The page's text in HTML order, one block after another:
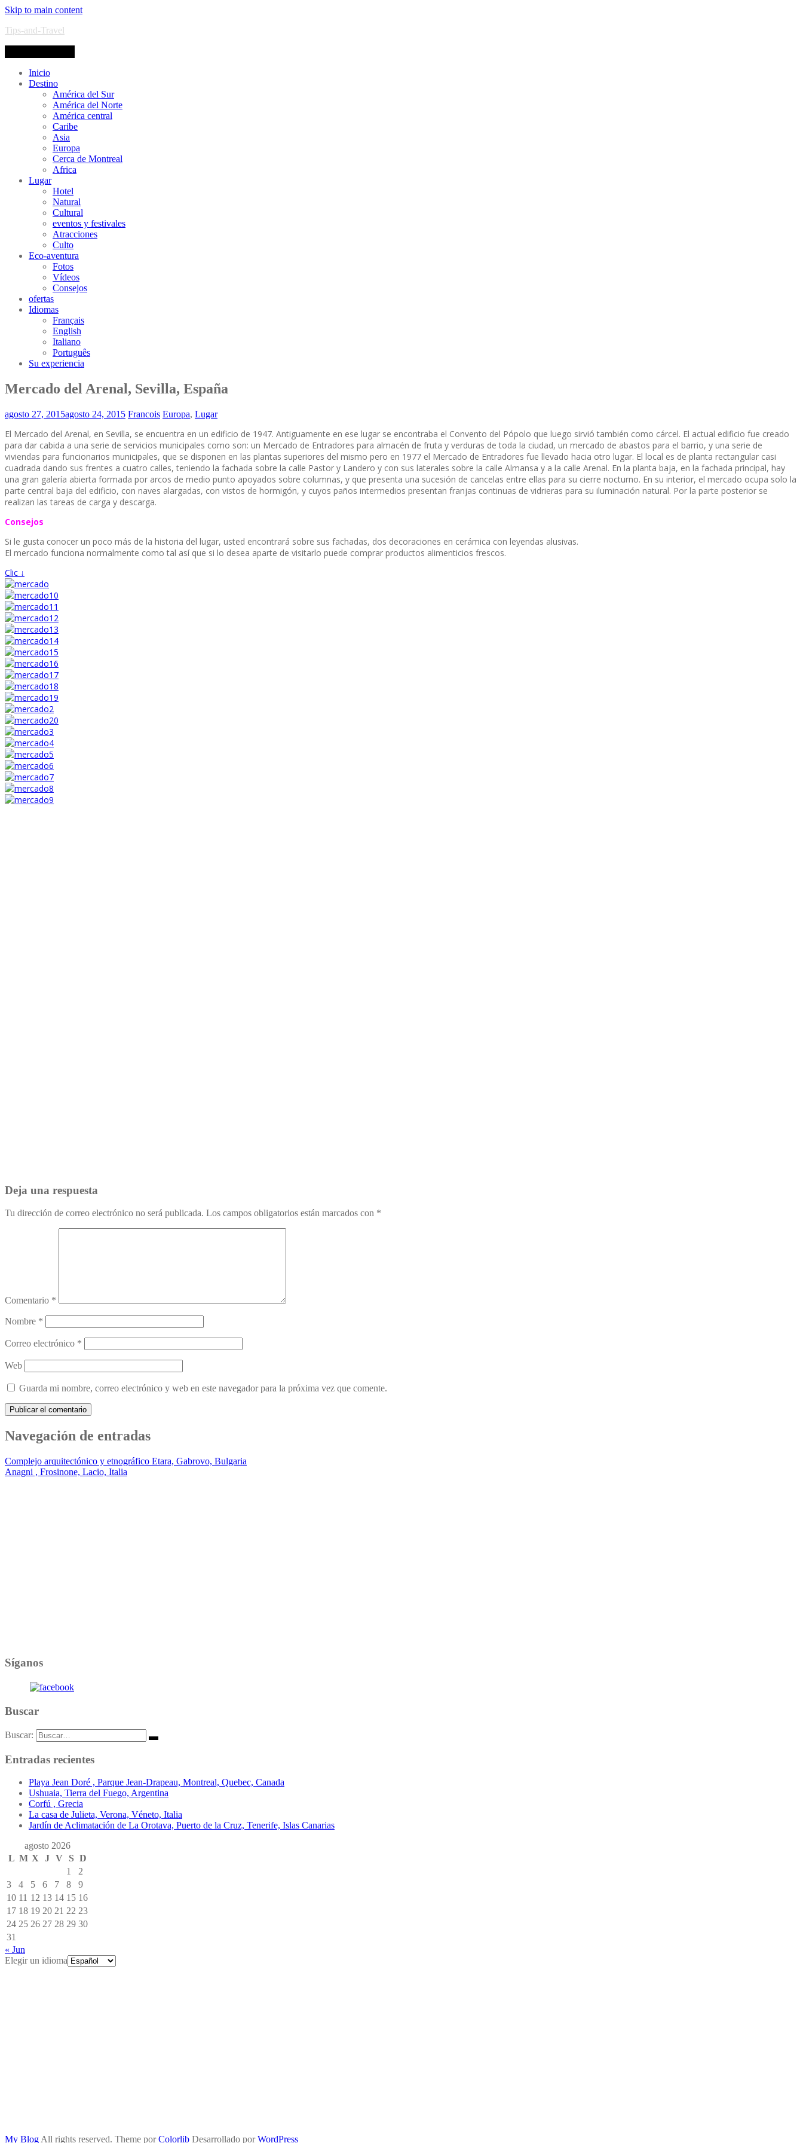
Skip to main content
Tips-and-Travel
Inicio
Destino
América del Sur
América del Norte
América central
Caribe
Asia
Europa
Cerca de Montreal
Africa
Lugar
Hotel
Natural
Cultural
eventos y festivales
Atracciones
Culto
Eco-aventura
Fotos
Vídeos
Consejos
ofertas
Idiomas
Français
English
Italiano
Português
Su experiencia
Mercado del Arenal, Sevilla, España
agosto 27, 2015agosto 24, 2015 Francois Europa, Lugar
El Mercado del Arenal, en Sevilla, se encuentra en un edificio de 1947. Antiguamente en ese lugar se encontraba el Convento del Pópolo que luego sirvió también como cárcel. El actual edificio fue creado
para dar cabida a una serie de servicios municipales como son: un Mercado de Entradores para almacén de fruta y verduras de toda la ciudad, un mercado de abastos para el barrio, y una serie de
viviendas para funcionarios municipales, que se disponen en las plantas superiores del mismo pero en 1977 el Mercado de Entradores fue llevado hacia otro lugar. El local es de planta rectangular casi
cuadrada dando sus frentes a cuatro calles, teniendo la fachada sobre la calle Pastor y Landero y con sus laterales sobre la calle Almansa y a la calle Arenal. En la planta baja, en la fachada principal, hay
una gran galería abierta formada por arcos de medio punto apoyados sobre columnas, y que presenta una sucesión de cancelas entre ellas para su cierre nocturno. En su interior, el mercado ocupa solo la
parte central baja del edificio, con naves alargadas, con vistos de hormigón, y cuyos paños intermedios presentan franjas continuas de vidrieras para su iluminación natural. Por la parte posterior se
realizan las tareas de carga y descarga.
Consejos
Si le gusta conocer un poco más de la historia del lugar, usted encontrará sobre sus fachadas, dos decoraciones en cerámica con leyendas alusivas.
El mercado funciona normalmente como tal así que si lo desea aparte de visitarlo puede comprar productos alimenticios frescos.
Clic ↓
Deja una respuesta
Tu dirección de correo electrónico no será publicada. Los campos obligatorios están marcados con *
Comentario *
Nombre *
Correo electrónico *
Web
Guarda mi nombre, correo electrónico y web en este navegador para la próxima vez que comente.
Navegación de entradas
Complejo arquitectónico y etnográfico Etara, Gabrovo, Bulgaria
Anagni , Frosinone, Lacio, Italia
Síganos
Buscar
Buscar:
Entradas recientes
Playa Jean Doré , Parque Jean-Drapeau, Montreal, Quebec, Canada
Ushuaia, Tierra del Fuego, Argentina
Corfú , Grecia
La casa de Julieta, Verona, Véneto, Italia
Jardín de Aclimatación de La Orotava, Puerto de la Cruz, Tenerife, Islas Canarias
agosto 2026
L M X J V S D
1
2
3
4 5 6 7 8
9
10 11 12 13 14 15 16
17 18 19 20 21 22 23
24 25 26 27 28 29 30
31
« Jun
Elegir un idioma
My Blog All rights reserved. Theme porColorlib Desarrollado porWordPress